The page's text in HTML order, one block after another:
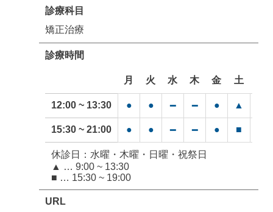
診療科目
矯正治療
診療時間
月 火 水 木 金 土
12:00 ~ 13:30 ● ● ━ ━ ● ▲
15:30 ~ 21:00 ● ● ━ ━ ● ■
休診日：水曜・木曜・日曜・祝祭日
▲ … 9:00 ~ 13:30
■ … 15:30 ~ 19:00
URL